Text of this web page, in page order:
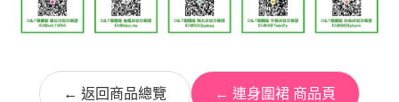
← 返回商品總覽 ← 連身圍裙 商品頁